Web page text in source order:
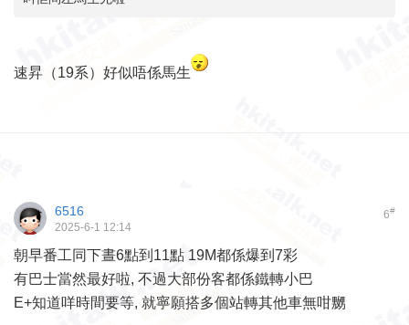
速昇（19系）好似唔係馬生
6#
6516
2025-6-1 12:14
朝早番工同下晝6點到11點 19M都係爆到7彩
有巴士當然最好啦, 不過大部份客都係鐵轉小巴
E+知道咩時間要等, 就寧願搭多個站轉其他車無咁嬲